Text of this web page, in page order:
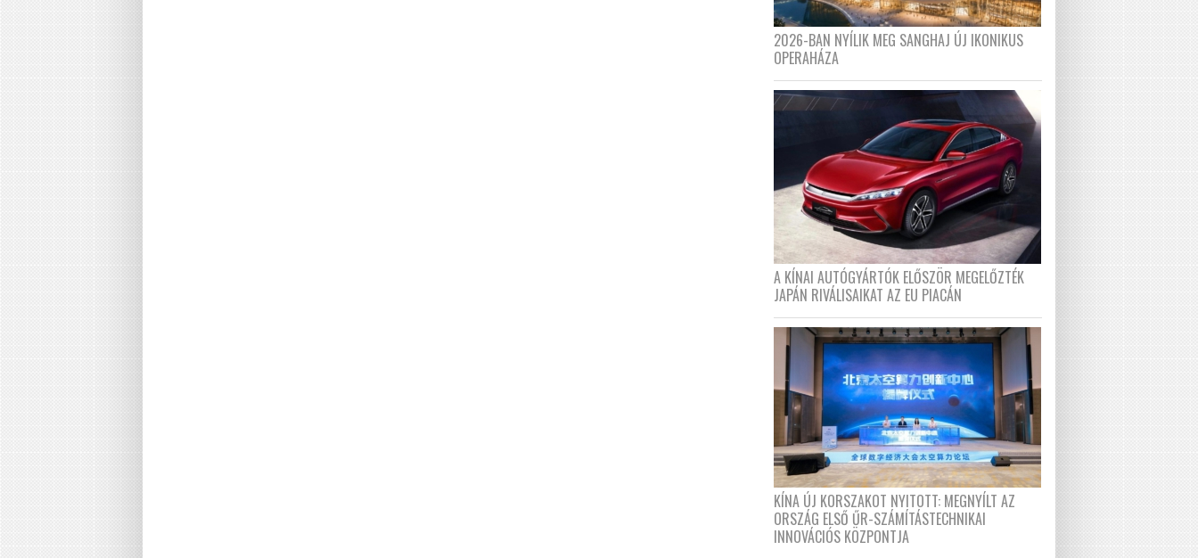
2026-BAN NYÍLIK MEG SANGHAJ ÚJ IKONIKUS
OPERAHÁZA
A KÍNAI AUTÓGYÁRTÓK ELŐSZÖR MEGELŐZTÉK
JAPÁN RIVÁLISAIKAT AZ EU PIACÁN
KÍNA ÚJ KORSZAKOT NYITOTT: MEGNYÍLT AZ
ORSZÁG ELSŐ ŰR-SZÁMÍTÁSTECHNIKAI
INNOVÁCIÓS KÖZPONTJA